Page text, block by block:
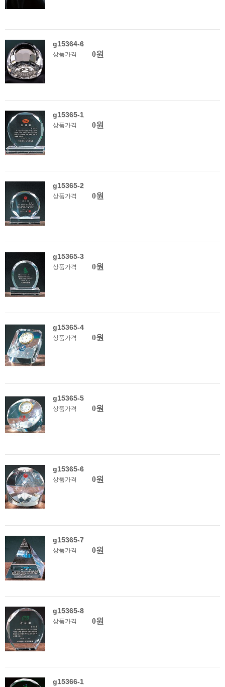
g15364-6
상품가격 0원
g15365-1
상품가격 0원
g15365-2
상품가격 0원
g15365-3
상품가격 0원
g15365-4
상품가격 0원
g15365-5
상품가격 0원
g15365-6
상품가격 0원
g15365-7
상품가격 0원
g15365-8
상품가격 0원
g15366-1